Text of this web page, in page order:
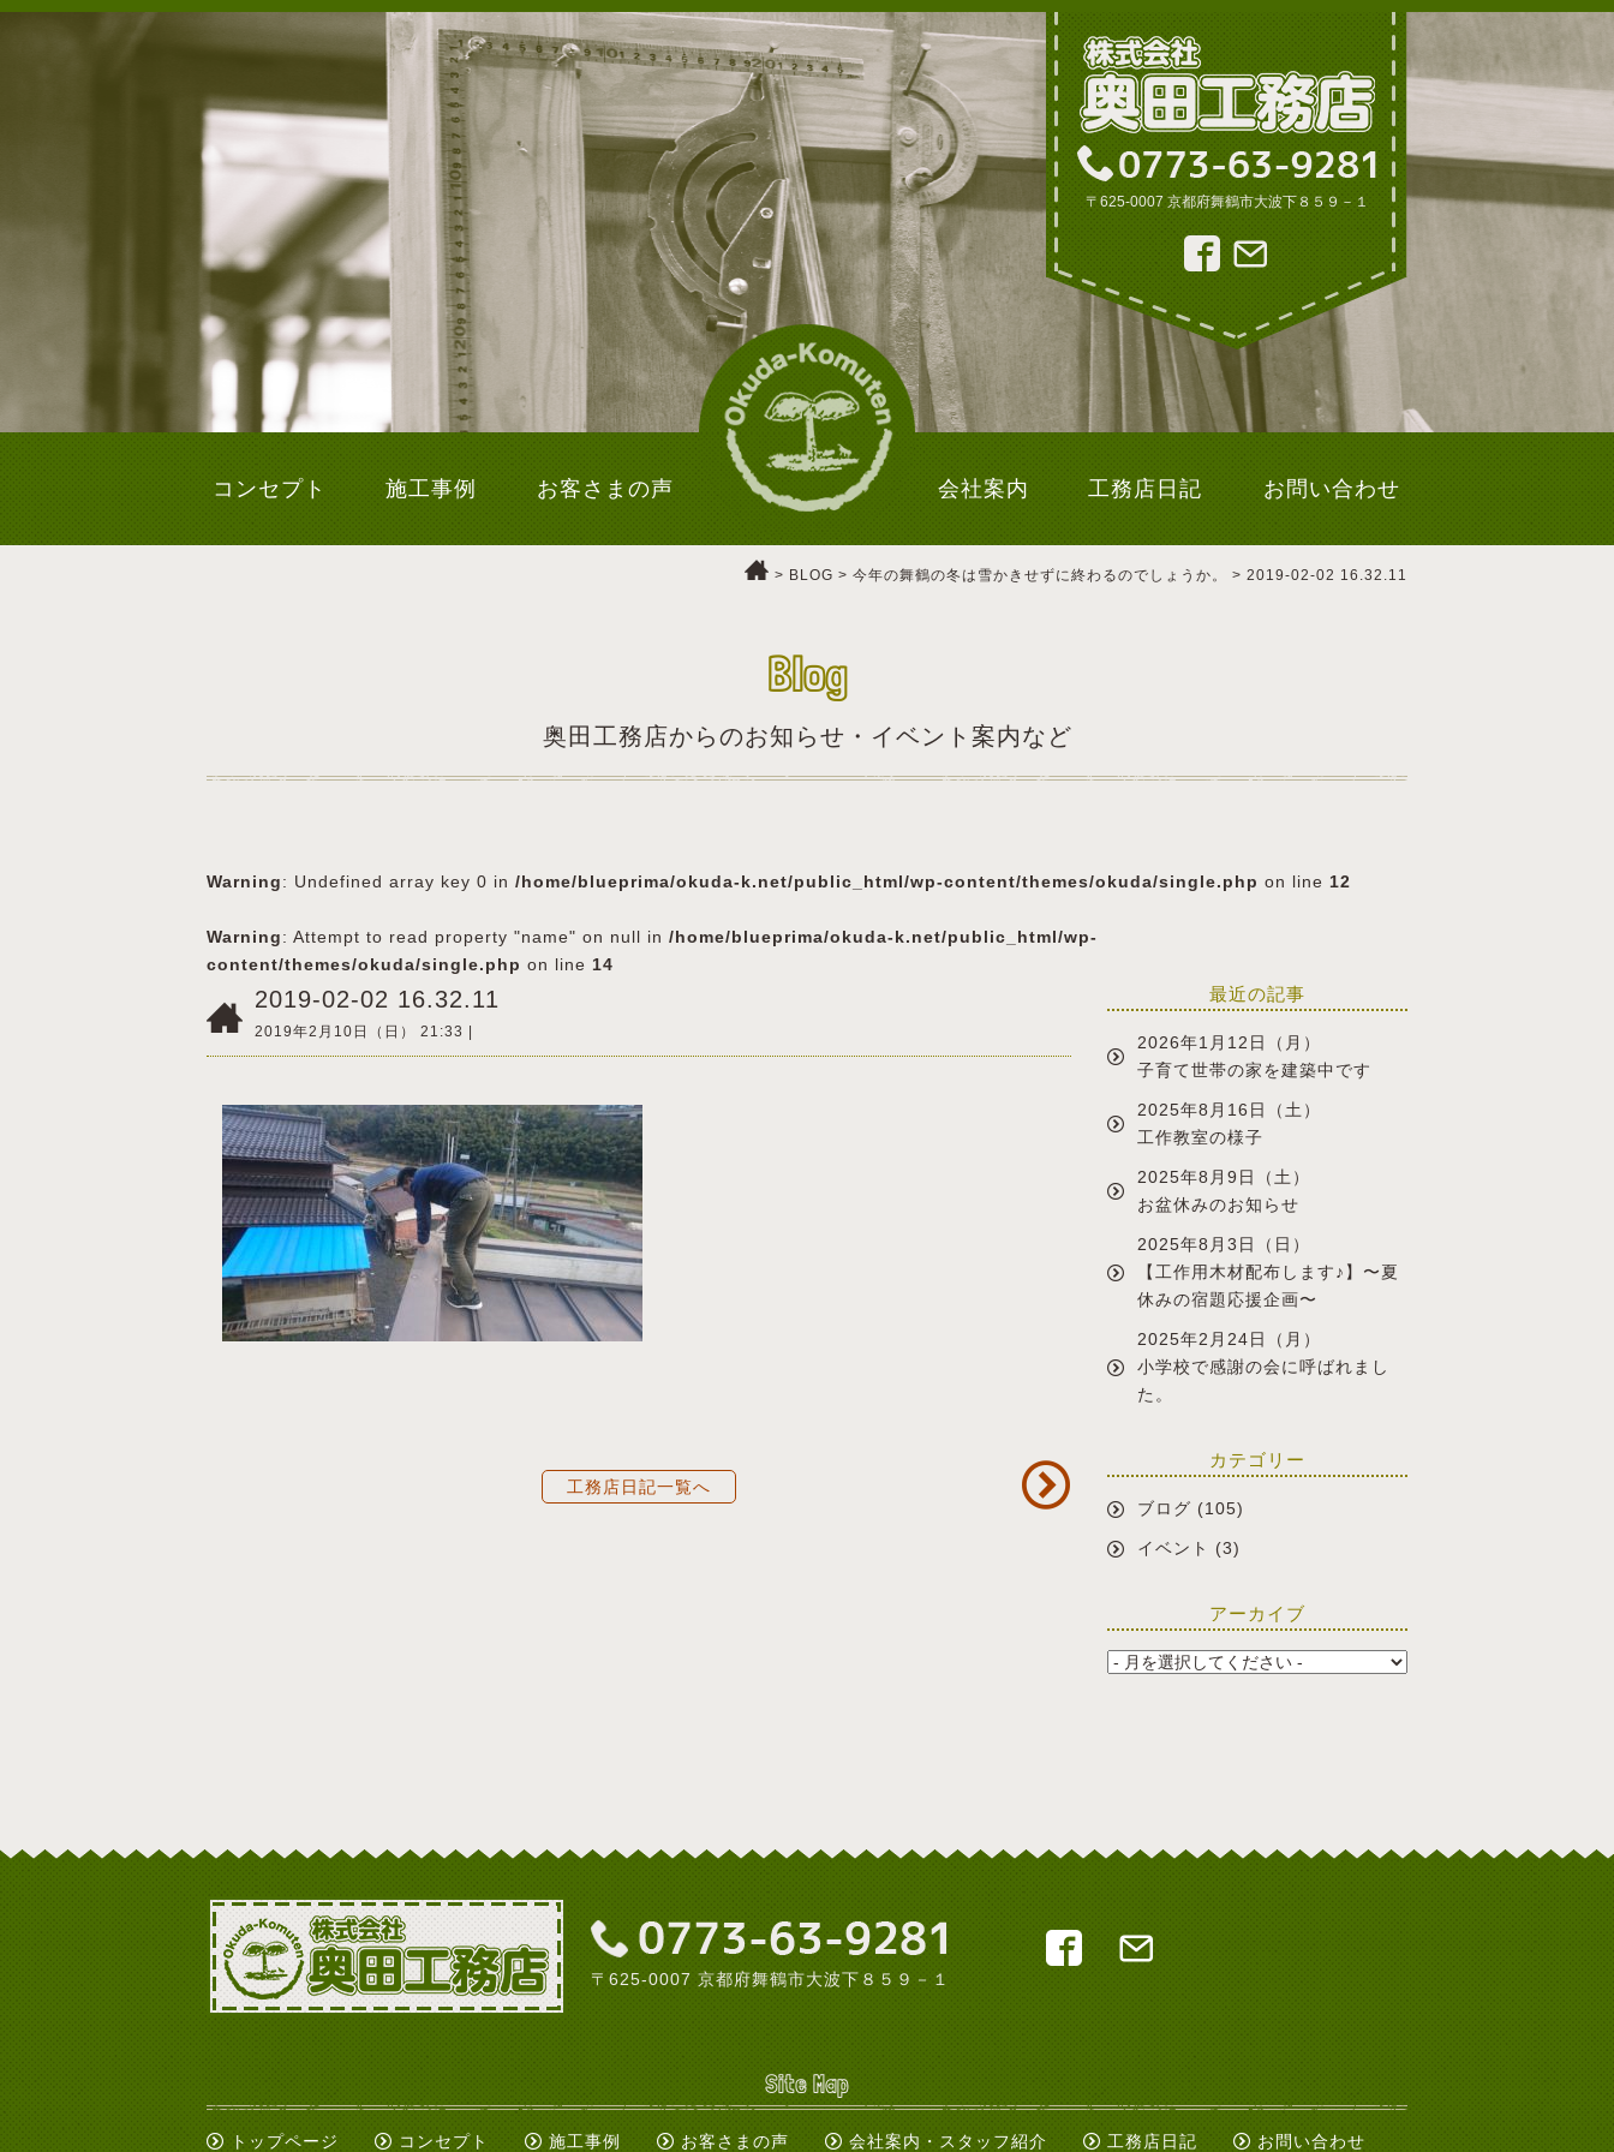
〒625-0007 京都府舞鶴市大波下８５９－１
コンセプト 施工事例 お客さまの声 会社案内 工務店日記 お問い合わせ
> BLOG > 今年の舞鶴の冬は雪かきせずに終わるのでしょうか。 > 2019-02-02 16.32.11
Blog
奥田工務店からのお知らせ・イベント案内など
Warning: Undefined array key 0 in /home/blueprima/okuda-k.net/public_html/wp-content/themes/okuda/single.php on line 12
Warning: Attempt to read property "name" on null in /home/blueprima/okuda-k.net/public_html/wp-
content/themes/okuda/single.php on line 14
2019-02-02 16.32.11
2019年2月10日（日） 21:33 |
工務店日記一覧へ
最近の記事
2026年1月12日（月）
子育て世帯の家を建築中です
2025年8月16日（土）
工作教室の様子
2025年8月9日（土）
お盆休みのお知らせ
2025年8月3日（日）
【工作用木材配布します♪】〜夏
休みの宿題応援企画〜
2025年2月24日（月）
小学校で感謝の会に呼ばれまし
た。
カテゴリー
ブログ (105)
イベント (3)
アーカイブ
〒625-0007 京都府舞鶴市大波下８５９－１
Site Map
トップページ コンセプト 施工事例 お客さまの声 会社案内・スタッフ紹介 工務店日記 お問い合わせ